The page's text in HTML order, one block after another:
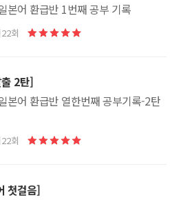
본어 환급반 1번째 공부 기록
회
2탄]
본어 환급반 열한번째 공부기록-2탄
회
첫걸음]